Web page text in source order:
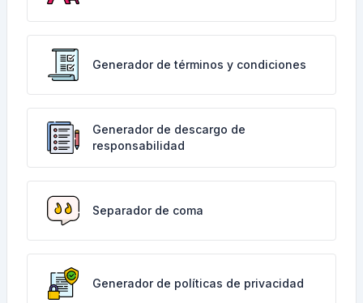
Generador de términos y condiciones
Generador de descargo de
responsabilidad
Separador de coma
Generador de políticas de privacidad